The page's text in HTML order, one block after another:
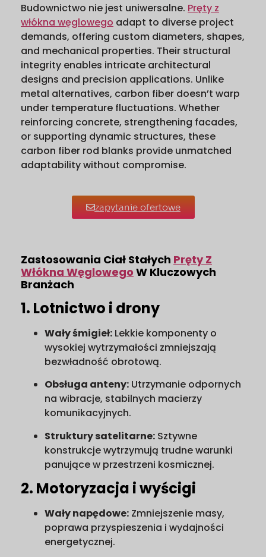
Budownictwo nie jest uniwersalne. Pręty z
włókna węglowego adapt to diverse project
demands, offering custom diameters, shapes,
and mechanical properties. Their structural
integrity enables intricate architectural
designs and precision applications. Unlike
metal alternatives, carbon fiber doesn’t warp
under temperature fluctuations. Whether
reinforcing concrete, strengthening facades,
or supporting dynamic structures, these
carbon fiber rod blanks provide unmatched
adaptability without compromise.
zapytanie ofertowe
Zastosowania Ciał Stałych Pręty Z
Włókna Węglowego W Kluczowych
Branżach
1. Lotnictwo i drony
Wały śmigieł: Lekkie komponenty o
wysokiej wytrzymałości zmniejszają
bezwładność obrotową.
Obsługa anteny: Utrzymanie odpornych
na wibracje, stabilnych macierzy
komunikacyjnych.
Struktury satelitarne: Sztywne
konstrukcje wytrzymują trudne warunki
panujące w przestrzeni kosmicznej.
2. Motoryzacja i wyścigi
Wały napędowe: Zmniejszenie masy,
poprawa przyspieszenia i wydajności
energetycznej.